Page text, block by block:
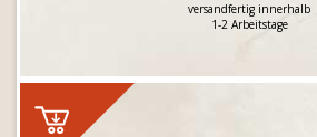
versandfertig innerhalb
1-2 Arbeitstage